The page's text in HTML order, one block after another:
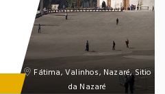
Fátima, Valinhos, Nazaré, Sitio
da Nazaré